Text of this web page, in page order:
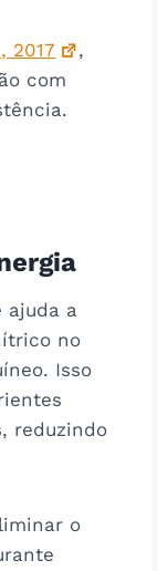
2017
,
com
ajuda a
no
Isso
reduzindo
o